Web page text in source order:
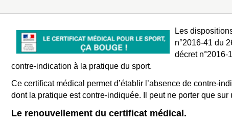
Les
n°2016-41 du
décret n°2016-
contre-indication à la pratique du sport.
Ce certificat médical permet d’établir l’absence de contre-
dont la pratique est contre-indiquée. Il peut ne porter que
Le renouvellement du certificat médical.